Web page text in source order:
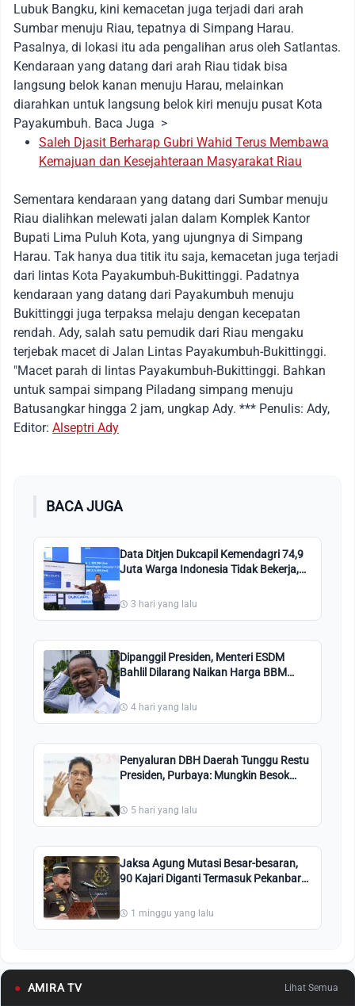
Lubuk Bangku, kini kemacetan juga terjadi dari arah
Sumbar menuju Riau, tepatnya di Simpang Harau.
Pasalnya, di lokasi itu ada pengalihan arus oleh Satlantas.
Kendaraan yang datang dari arah Riau tidak bisa
langsung belok kanan menuju Harau, melainkan
diarahkan untuk langsung belok kiri menuju pusat Kota
Payakumbuh. Baca Juga >
Saleh Djasit Berharap Gubri Wahid Terus Membawa
Kemajuan dan Kesejahteraan Masyarakat Riau
Sementara kendaraan yang datang dari Sumbar menuju
Riau dialihkan melewati jalan dalam Komplek Kantor
Bupati Lima Puluh Kota, yang ujungnya di Simpang
Harau. Tak hanya dua titik itu saja, kemacetan juga terjadi
dari lintas Kota Payakumbuh-Bukittinggi. Padatnya
kendaraan yang datang dari Payakumbuh menuju
Bukittinggi juga terpaksa melaju dengan kecepatan
rendah. Ady, salah satu pemudik dari Riau mengaku
terjebak macet di Jalan Lintas Payakumbuh-Bukittinggi.
"Macet parah di lintas Payakumbuh-Bukittinggi. Bahkan
untuk sampai simpang Piladang simpang menuju
Batusangkar hingga 2 jam, ungkap Ady. *** Penulis: Ady,
Editor: Alseptri Ady
BACA JUGA
Data Ditjen Dukcapil Kemendagri 74,9
Juta Warga Indonesia Tidak Bekerja,
3 hari yang lalu
Dipanggil Presiden, Menteri ESDM
Bahlil Dilarang Naikan Harga BBM
4 hari yang lalu
Penyaluran DBH Daerah Tunggu Restu
Presiden, Purbaya: Mungkin Besok
5 hari yang lalu
Jaksa Agung Mutasi Besar-besaran,
90 Kajari Diganti Termasuk Pekanbaru,
namanya
1 minggu yang lalu
● AMIRA TV Lihat Semua